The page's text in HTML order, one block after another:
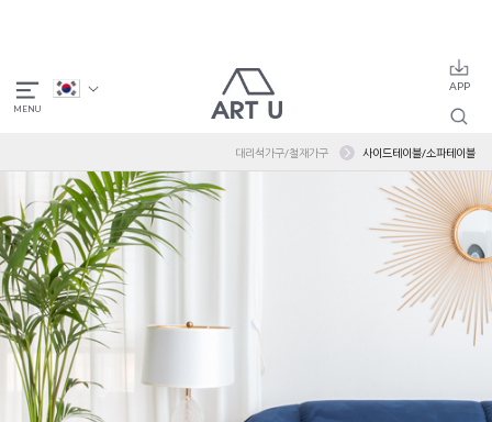
대리석가구/철재가구 사이드테이블/소파테이블